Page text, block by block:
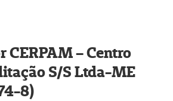
CERPAM – Centro
S/S Ltda-ME
8)